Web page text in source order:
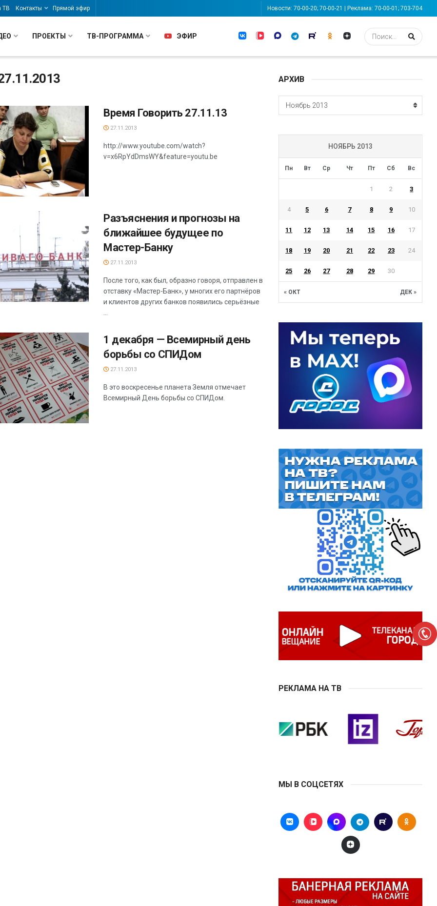
ТВ Контакты Прямой эфир Новости: 70-00-20; 70-00-21 | Реклама: 70-00-01; 703-704
ПРОЕКТЫ ТВ-ПРОГРАММА ЭФИР
Время Говорить 27.11.13
27.11.2013
http://www.youtube.com/watch?
v=x6RpYdDmsWY&feature=youtu.be
Разъяснения и прогнозы на
ближайшее будущее по
Мастер-Банку
27.11.2013
После того, как был, образно говоря, отправлен в
отставку «Мастер-Банк», у многих его партнёров
и клиентов других банков появились серьёзные
1 декабря — Всемирный день
борьбы со СПИДом
27.11.2013
В это воскресенье планета Земля отмечает
Всемирный День борьбы со СПИДом.
АРХИВ
АРХИВ
Ноябрь 2013
НОЯБРЬ 2013
Пн Вт Ср Чт Пт Сб Вс
« ОКТ ДЕК »
1 2 3
4 5 6 7 8 9 10
11 12 13 14 15 16 17
18 19 20 21 22 23 24
25 26 27 28 29 30
РЕКЛАМА НА ТВ
МЫ В СОЦСЕТЯХ